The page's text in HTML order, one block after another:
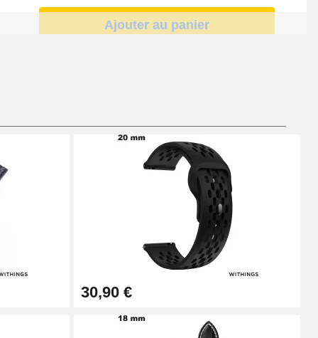
Ajouter au panier
Ajouter au panier
Ajouter au panier
Ajouter au panier
30,90 €